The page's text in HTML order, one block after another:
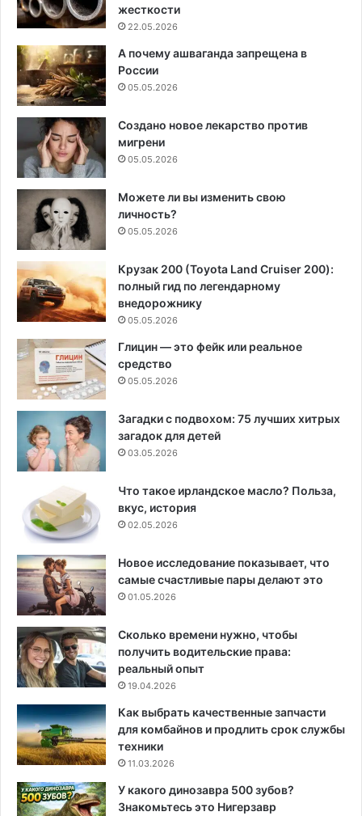
жесткости
22.05.2026
А почему ашваганда запрещена в
России
05.05.2026
Создано новое лекарство против
мигрени
05.05.2026
Можете ли вы изменить свою
личность?
05.05.2026
Крузак 200 (Toyota Land Cruiser 200):
полный гид по легендарному
внедорожнику
05.05.2026
Глицин — это фейк или реальное
средство
05.05.2026
Загадки с подвохом: 75 лучших хитрых
загадок для детей
03.05.2026
Что такое ирландское масло? Польза,
вкус, история
02.05.2026
Новое исследование показывает, что
самые счастливые пары делают это
01.05.2026
Сколько времени нужно, чтобы
получить водительские права:
реальный опыт
19.04.2026
Как выбрать качественные запчасти
для комбайнов и продлить срок службы
техники
11.03.2026
У какого динозавра 500 зубов?
Знакомьтесь это Нигерзавр